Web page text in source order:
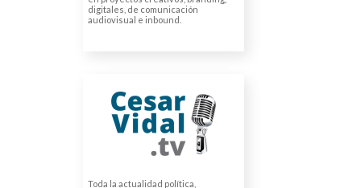
digitales, de comunicación
audiovisual e inbound.
Toda la actualidad política,
VIDAL (ARTORIUS INC)
Traducciones de entrevistas